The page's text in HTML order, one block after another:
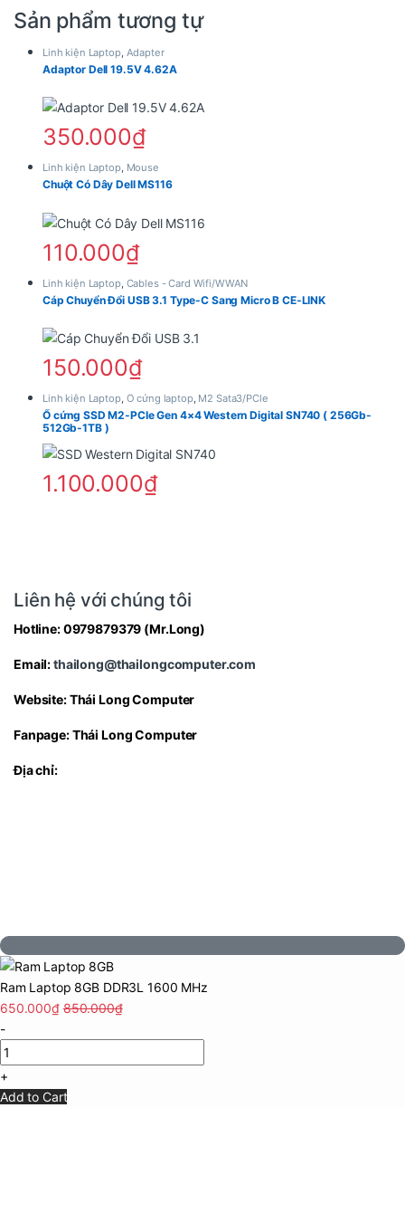
Sản phẩm tương tự
Linh kiện Laptop, Adapter
Adaptor Dell 19.5V 4.62A
350.000₫
Linh kiện Laptop, Mouse
Chuột Có Dây Dell MS116
110.000₫
Linh kiện Laptop, Cables - Card Wifi/WWAN
Cáp Chuyển Đổi USB 3.1 Type-C Sang Micro B CE-LINK
150.000₫
Linh kiện Laptop, Ổ cứng laptop, M2 Sata3/PCle
Ổ cứng SSD M2-PCIe Gen 4×4 Western Digital SN740 ( 256Gb-
512Gb-1TB )
1.100.000₫Sản phẩm này có nhiều biến thể. Các
Liên hệ với chúng tôi
Hotline:0979879379 (Mr.Long)
Email:thailong@thailongcomputer.com
Website:Thái Long Computer
Fanpage:Thái Long Computer
Địa chỉ:
Ram Laptop 8GB DDR3L 1600 MHz
650.000₫ 850.000₫
-
+
Add to Cart